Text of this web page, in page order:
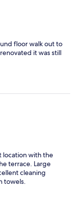
floor walk out to
it was still
location with the
terrace. Large
cleaning
towels.